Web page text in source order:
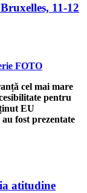
11-12
FOTO
cel mai mare
pentru
EU
fost prezentate
atitudine